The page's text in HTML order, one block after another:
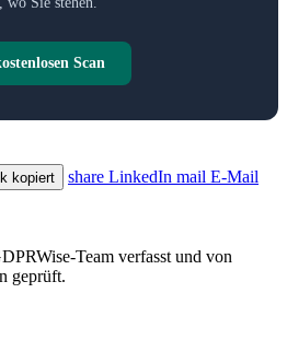
Scan
kopiert share LinkedIn mail E-Mail
Team verfasst und von
geprüft.